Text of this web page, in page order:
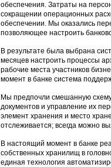
обеспечения. Затраты на
сокращении операционных
обеспечении. Мы оказались
позволяющее настроить
В результате была выбрана
месяцев настроить процессы
рабочие места участников
момент в банке система
Мы предпочли смешанную
документов и управление их
элемент хранения и место
отслеживается; всегда можно
В настоящий момент в банке
собственных хранилищ в
единая технология